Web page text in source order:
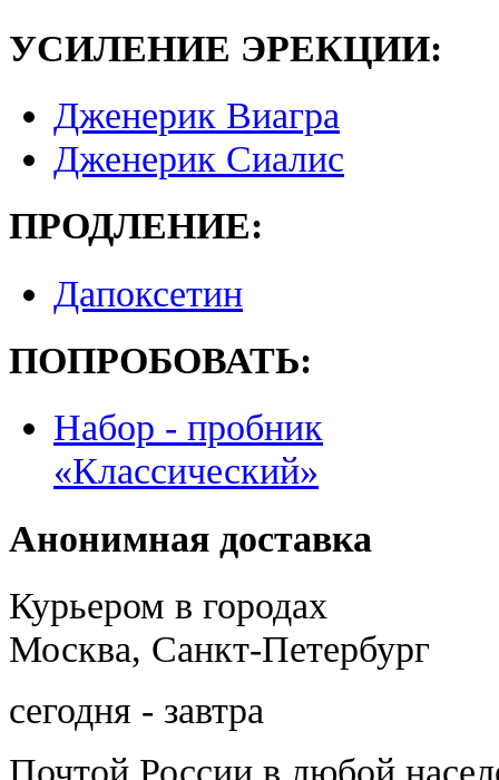
УСИЛЕНИЕ ЭРЕКЦИИ:
Дженерик Виагра
Дженерик Сиалис
ПРОДЛЕНИЕ:
Дапоксетин
ПОПРОБОВАТЬ:
Набор - пробник
«Классический»
Анонимная доставка
Курьером в городах
Москва, Санкт-Петербург
сегодня - завтра
Почтой России в любой